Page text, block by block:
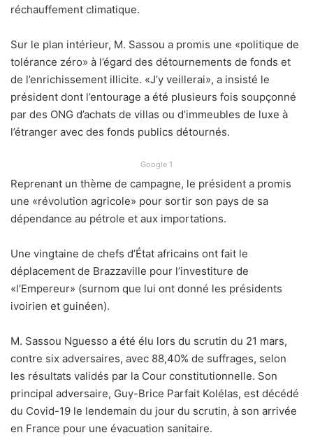
réchauffement climatique.
Sur le plan intérieur, M. Sassou a promis une «politique de
tolérance zéro» à l’égard des détournements de fonds et
de l’enrichissement illicite. «J’y veillerai», a insisté le
président dont l’entourage a été plusieurs fois soupçonné
par des ONG d’achats de villas ou d’immeubles de luxe à
l’étranger avec des fonds publics détournés.
Google 1
Reprenant un thème de campagne, le président a promis
une «révolution agricole» pour sortir son pays de sa
dépendance au pétrole et aux importations.
Une vingtaine de chefs d’État africains ont fait le
déplacement de Brazzaville pour l’investiture de
«l’Empereur» (surnom que lui ont donné les présidents
ivoirien et guinéen).
M. Sassou Nguesso a été élu lors du scrutin du 21 mars,
contre six adversaires, avec 88,40% de suffrages, selon
les résultats validés par la Cour constitutionnelle. Son
principal adversaire, Guy-Brice Parfait Kolélas, est décédé
du Covid-19 le lendemain du jour du scrutin, à son arrivée
en France pour une évacuation sanitaire.